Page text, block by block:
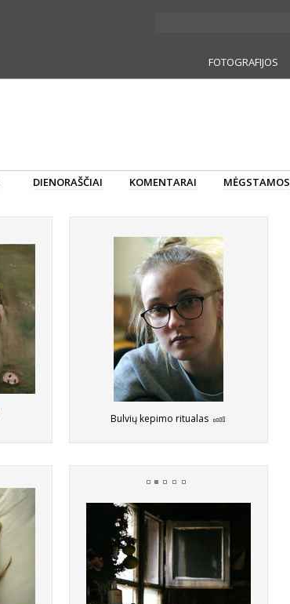
FOTOGRAFIJOS
DIENORAŠČIAI KOMENTARAI MĖGSTAMOS
Bulvių kepimo ritualas